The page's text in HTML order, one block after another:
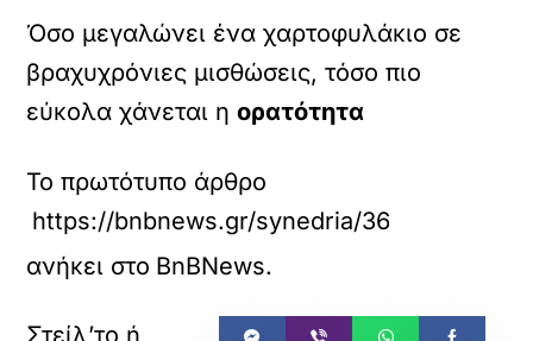
Όσο μεγαλώνει ένα χαρτοφυλάκιο σε
βραχυχρόνιες μισθώσεις, τόσο πιο
εύκολα χάνεται ηορατότητα
Το πρωτότυπο άρθρο
https://bnbnews.gr/synedria/36228/
ανήκει στο BnBNews.